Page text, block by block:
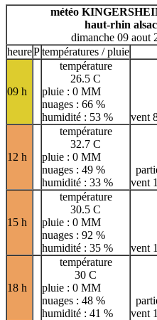
F
G
H
I J K L M
N
R S T
U
V
W X Y Z
météo
haut-rhin
dimanche 09 aout
heurePtempératures / pluie
09 h
température
26.5 C
pluie : 0 MM
nuages : 66 %
humidité : 53 %
vent
12 h
température
32.7 C
pluie : 0 MM
nuages : 49 %
humidité : 33 %
vent
15 h
température
30.5 C
pluie : 0 MM
nuages : 92 %
humidité : 35 %
vent
18 h
température
30 C
pluie : 0 MM
nuages : 48 %
humidité : 41 %
vent